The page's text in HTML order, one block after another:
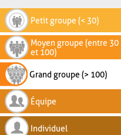
Petit groupe (< 30)
Moyen groupe (entre 30
et 100)
Grand groupe (> 100)
Équipe
Individuel